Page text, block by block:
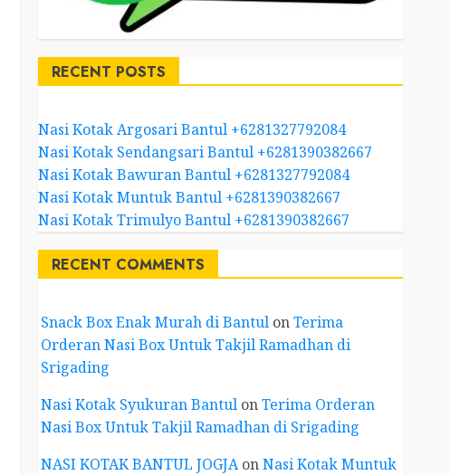
RECENT POSTS
Nasi Kotak Argosari Bantul +6281327792084
Nasi Kotak Sendangsari Bantul +6281390382667
Nasi Kotak Bawuran Bantul +6281327792084
Nasi Kotak Muntuk Bantul +6281390382667
Nasi Kotak Trimulyo Bantul +6281390382667
RECENT COMMENTS
Snack Box Enak Murah di BantulonTerima
Orderan Nasi Box Untuk Takjil Ramadhan di
Srigading
Nasi Kotak Syukuran BantulonTerima Orderan
Nasi Box Untuk Takjil Ramadhan di Srigading
NASI KOTAK BANTUL JOGJAonNasi Kotak Muntuk